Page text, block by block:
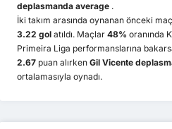
deplasmanda average .
İki takım arasında oynanan önceki
3.22 gol atıldı. Maçlar 48% oranında
Primeira Liga performanslarına
2.67 puan alırken Gil Vicente
ortalamasıyla oynadı.